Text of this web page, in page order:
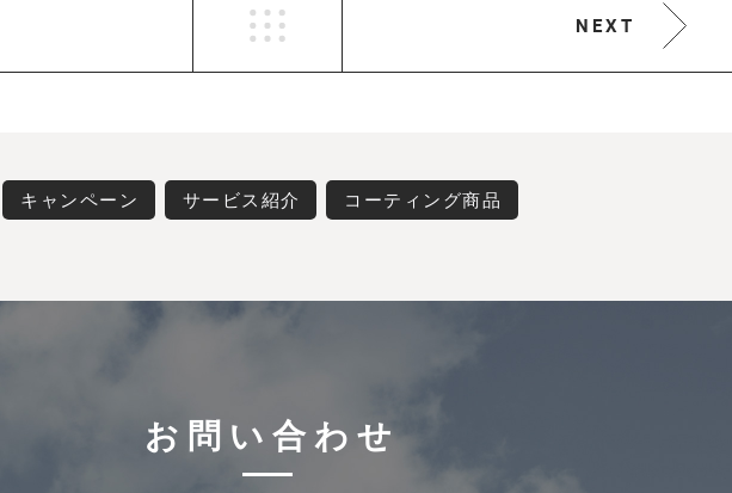
NEXT
キャンペーン サービス紹介 コーティング商品
お問い合わせ